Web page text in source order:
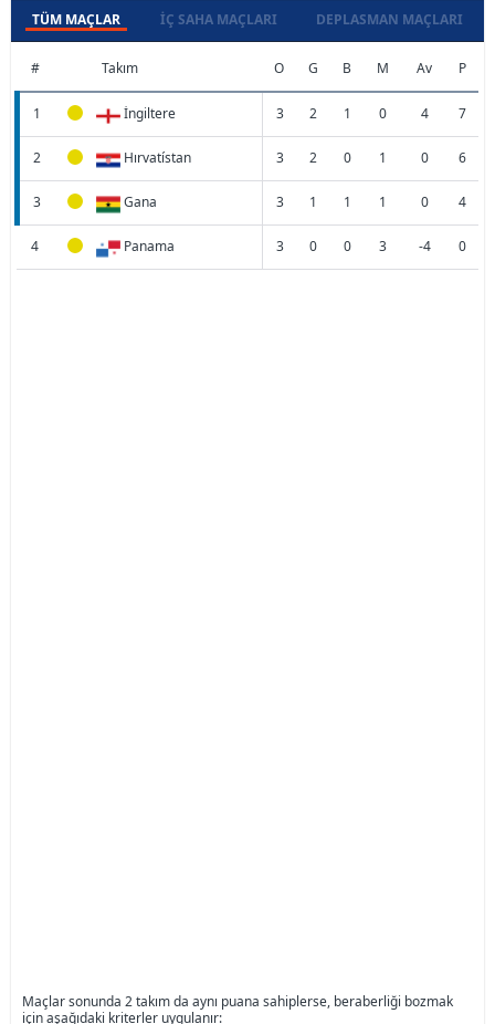
TÜM MAÇLAR İÇ SAHA MAÇLARI DEPLASMAN MAÇLARI
# Takım O G B M Av P
1 İngiltere 3 2 1 0 4 7
2 Hırvatístan 3 2 0 1 0 6
3 Gana 3 1 1 1 0 4
4 Panama 3 0 0 3 -4 0
Maçlar sonunda 2 takım da aynı puana sahiplerse, beraberliği bozmak
için aşağıdaki kriterler uygulanır: